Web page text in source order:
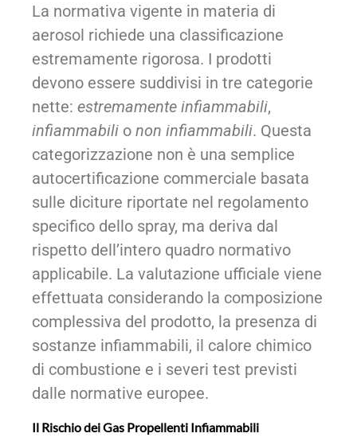
La normativa vigente in materia di
aerosol richiede una classificazione
estremamente rigorosa. I prodotti
devono essere suddivisi in tre categorie
nette: estremamente infiammabili,
infiammabili o non infiammabili. Questa
categorizzazione non è una semplice
autocertificazione commerciale basata
sulle diciture riportate nel regolamento
specifico dello spray, ma deriva dal
rispetto dell’intero quadro normativo
applicabile. La valutazione ufficiale viene
effettuata considerando la composizione
complessiva del prodotto, la presenza di
sostanze infiammabili, il calore chimico
di combustione e i severi test previsti
dalle normative europee.
Il Rischio dei Gas Propellenti Infiammabili